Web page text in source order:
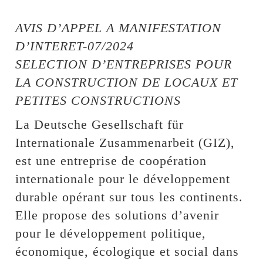
AVIS D’APPEL A MANIFESTATION
D’INTERET-07/2024
SELECTION D’ENTREPRISES POUR
LA CONSTRUCTION DE LOCAUX ET
PETITES CONSTRUCTIONS
La Deutsche Gesellschaft für
Internationale Zusammenarbeit (GIZ),
est une entreprise de coopération
internationale pour le développement
durable opérant sur tous les continents.
Elle propose des solutions d’avenir
pour le développement politique,
économique, écologique et social dans